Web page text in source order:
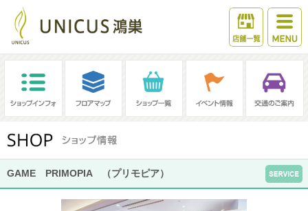
GAME PRIMOPIA （プリモピア）